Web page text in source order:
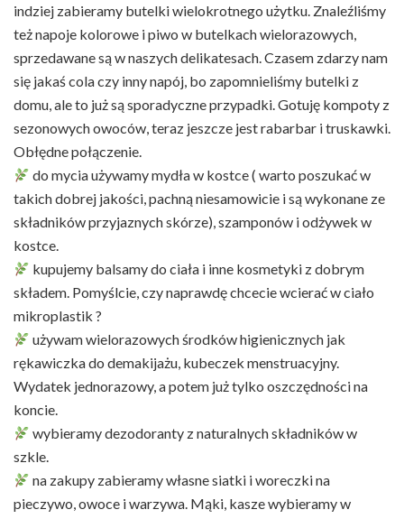
indziej zabieramy butelki wielokrotnego użytku. Znaleźliśmy
też napoje kolorowe i piwo w butelkach wielorazowych,
sprzedawane są w naszych delikatesach. Czasem zdarzy nam
się jakaś cola czy inny napój, bo zapomnieliśmy butelki z
domu, ale to już są sporadyczne przypadki. Gotuję kompoty z
sezonowych owoców, teraz jeszcze jest rabarbar i truskawki.
Obłędne połączenie.
do mycia używamy mydła w kostce ( warto poszukać w
takich dobrej jakości, pachną niesamowicie i są wykonane ze
składników przyjaznych skórze), szamponów i odżywek w
kostce.
kupujemy balsamy do ciała i inne kosmetyki z dobrym
składem. Pomyślcie, czy naprawdę chcecie wcierać w ciało
mikroplastik ?
używam wielorazowych środków higienicznych jak
rękawiczka do demakijażu, kubeczek menstruacyjny.
Wydatek jednorazowy, a potem już tylko oszczędności na
koncie.
wybieramy dezodoranty z naturalnych składników w
szkle.
na zakupy zabieramy własne siatki i woreczki na
pieczywo, owoce i warzywa. Mąki, kasze wybieramy w